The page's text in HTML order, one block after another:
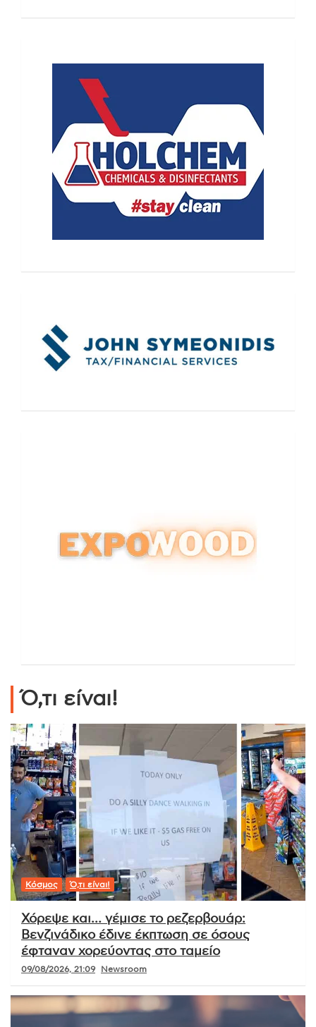
Ό,τι είναι!
Κόσμος Ό,τι είναι!
Χόρεψε και… γέμισε το ρεζερβουάρ:
Βενζινάδικο έδινε έκπτωση σε όσους
έφταναν χορεύοντας στο ταμείο
09/08/2026, 21:09 Newsroom